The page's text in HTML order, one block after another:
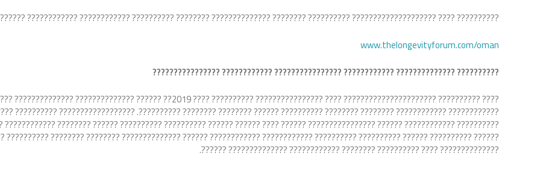
???? ???????????????????? ?????????? ???????? ?????????????? ???????? ?????????? ???????????? ???????????? ??????????????
www.thelongevityforum.com/oman
?????????? ??????????????
???????????? ???????????????? ???????????? ????????????????
?????????????? ?????????? ?????? ?????????? ???????????? ??????????
?????? ???????? ???????? ??????????. ?????????????????? ?????????? ???????????????? ?????????????????? ???? ????????
?????? ?????? ?????????? ?????????? ?????? ???????? ???????????? ???? ???????? ?????????? ?????????? ????????????????????
???????????? ?????? ?????????????? ???????? ???????? ?????????? ?????? ?????? ???????????? ?????????????? ??????????????
?????????????? ???? ?????????? ???????? ???????????? ?????????????? ??????.